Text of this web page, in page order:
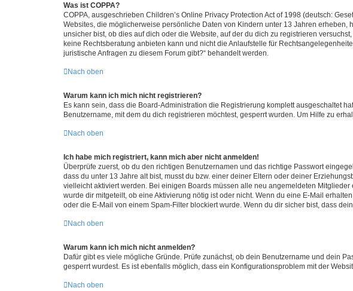
Was ist COPPA?
COPPA, ausgeschrieben Children’s Online Privacy Protection Act of 1998 (deutsch:
Websites, die möglicherweise persönliche Daten von Kindern unter 13 Jahren
unsicher bist, ob dies auf dich oder die Website, auf der du dich zu registrieren
keine Rechtsberatung anbieten kann und nicht die Anlaufstelle für
juristische Anfragen zu diesem Forum gibt?“ behandelt werden.
Nach oben
Warum kann ich mich nicht registrieren?
Es kann sein, dass die Board-Administration die Registrierung komplett ausgeschaltet
Benutzername, mit dem du dich registrieren möchtest, gesperrt wurden. Um Hilfe zu
Nach oben
Ich habe mich registriert, kann mich aber nicht anmelden!
Überprüfe zuerst, ob du den richtigen Benutzernamen und das richtige Passwort
dass du unter 13 Jahre alt bist, musst du bzw. einer deiner Eltern oder deiner
vielleicht aktiviert werden. Bei einigen Boards müssen alle neu angemeldeten
wurde dir mitgeteilt, ob eine Aktivierung nötig ist oder nicht. Wenn du eine E-Mail
oder die E-Mail von einem Spam-Filter blockiert wurde. Wenn du dir sicher bist, dass
Nach oben
Warum kann ich mich nicht anmelden?
Dafür gibt es viele mögliche Gründe. Prüfe zunächst, ob dein Benutzername und dein
gesperrt wurdest. Es ist ebenfalls möglich, dass ein Konfigurationsproblem mit der
Nach oben